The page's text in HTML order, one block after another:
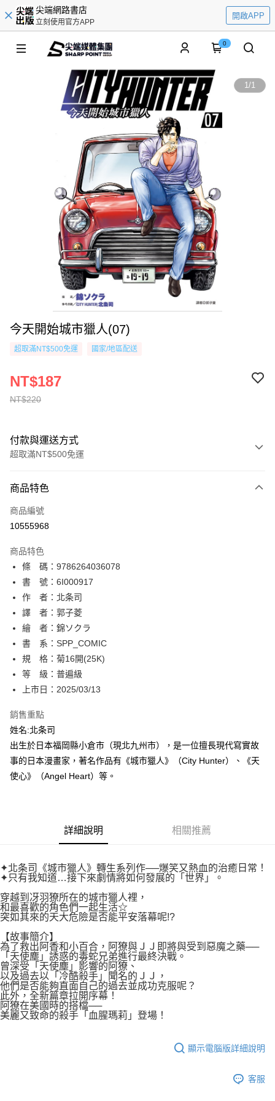
尖端網路書店
立刻使用官方APP
開啟APP
0
1/1
今天開始城市獵人(07)
超取滿NT$500免運 國家/地區配送
NT$220
NT$187
付款與運送方式
超取滿NT$500免運
信用卡一次付款
超商取貨付款
相關說明
【關於「AFTEE先享後付」】
AFTEE先享後付是「在收到商品之後才付款」的支付方式。 讓您購物簡單
便利好安心！
１．簡單：不需註冊會員、不需綁卡、不需儲值。
２．便利：只要手機號碼，簡訊認證，即可結帳。
３．安心：先確認商品／服務後，再付款。
【「AFTEE先享後付」結帳流程】
１．於結帳方式選擇「AFTEE先享後付」後，將跳轉至「AFTEE先享後付」
結帳頁面，進行簡訊認證並確認金額後，即可完成結帳。
２．訂單成立數日內，您將收到繳費通知簡訊。
３．收到繳費通知簡訊後14天內，點擊此簡訊中的連結，可透過四大超商／
※ 請注意：結帳手續完成當下不需立刻繳費，但若您需要取消訂單，請聯絡
購買商品的店家。未經商家同意取消之訂單仍視為有效，需透過AFTEE先享
後付繳納相關費用。
※ 交易是否成功請以「AFTEE先享後付 」之結帳頁面顯示為準，若有關於
是否繳費成功／繳費後需取消欲退款等相關疑問，請聯繫「AFTEE先享後付
權轉讓予恩沛科技股份有限公司。
２．關於個人資料處理事宜，請瀏覽以下網址：
https://aftee.tw/terms/#terms3
「AFTEE先享後付」，若未經同意申辦者引起之損失，本公司不負相關責
任。
４．使用「AFTEE先享後付」時，將依據個別帳號之用戶狀況，依本公司即
時審查核予不同之上限額度；若仍有額度不足之情形，本公司將視審查結果
請求用戶進行身份認證。
５．嚴禁一人註冊多個帳號或使用他人資訊註冊。若發現惡意使用之情形，
恩沛科技股份有限公司將有權停止該用戶之使用額度並採取法律行動。
ATM付款
運送方式
全家取貨付款
每筆NT$80，滿NT$500(含以上)免運費
付款後全家取貨
每筆NT$80，滿NT$500(含以上)免運費
每筆NT$80，滿NT$500(含以上)免運費
付款後萊爾富取貨
每筆NT$80，滿NT$500(含以上)免運費
付款後7-11取貨
每筆NT$80，滿NT$500(含以上)免運費
宅配
每筆NT$100，滿NT$800(含以上)免運費
國家/地區配送
商品特色
商品編號
10555968
商品特色
條 碼：9786264036078
書 號：6I000917
作 者：北条司
譯 者：郭子菱
繪 者：錦ソクラ
書 系：SPP_COMIC
規 格：菊16開(25K)
等 級：普遍級
上市日：2025/03/13
銷售重點
姓名:北条司
出生於日本福岡縣小倉市（現北九州市），是一位擅長現代寫實故
事的日本漫畫家，著名作品有《城市獵人》（City Hunter）、《天
使心》（Angel Heart）等。
詳細說明 相關推薦
✦北条司《城市獵人》轉生系列作──爆笑又熱血的治癒日常！
✦只有我知道…接下來劇情將如何發展的「世界」。
穿越到冴羽獠所在的城市獵人裡，
和最喜歡的角色們一起生活☆
突如其來的天大危險是否能平安落幕呢!?
【故事簡介】
為了救出阿香和小百合，阿獠與ＪＪ即將與受到惡魔之藥──
「天使塵」誘惑的毒蛇兄弟進行最終決戰。
曾深受「天使塵」影響的阿獠、
以及過去以「冷酷殺手」聞名的ＪＪ，
他們是否能夠直面自己的過去並成功克服呢？
此外，全新篇章拉開序幕！
阿獠在美國時的搭檔──
美麗又致命的殺手「血腥瑪莉」登場！
顯示電腦版詳細說明
客服